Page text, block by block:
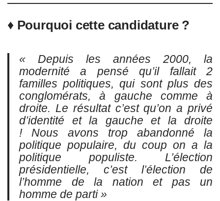
♦ Pourquoi cette candidature ?
« Depuis les années 2000, la
modernité a pensé qu’il fallait 2
familles politiques, qui sont plus des
conglomérats, à gauche comme à
droite. Le résultat c’est qu’on a privé
d’identité et la gauche et la droite
! Nous avons trop abandonné la
politique populaire, du coup on a la
politique populiste. L’élection
présidentielle, c’est l’élection de
l’homme de la nation et pas un
homme de parti »